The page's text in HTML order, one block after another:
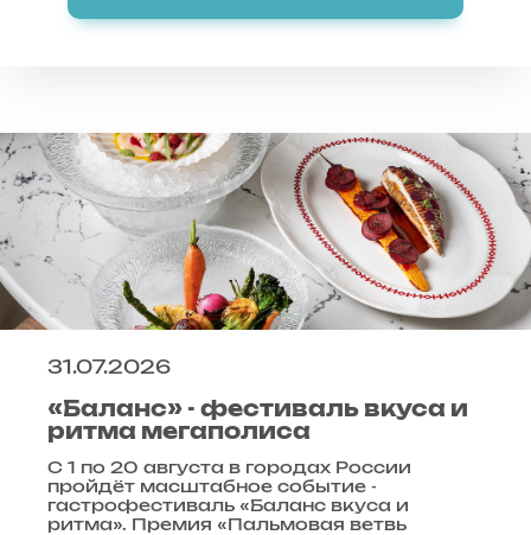
31.07.2026
«Баланс» - фестиваль вкуса и
ритма мегаполиса
С 1 по 20 августа в городах России
пройдёт масштабное событие -
гастрофестиваль «Баланс вкуса и
ритма». Премия «Пальмовая ветвь